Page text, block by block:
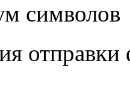
символов